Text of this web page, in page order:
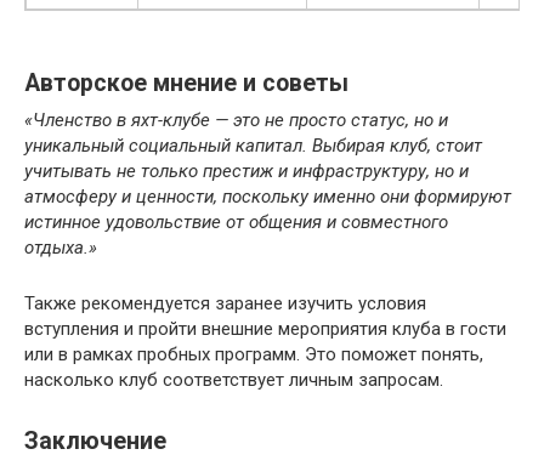
Авторское мнение и советы
«Членство в яхт-клубе — это не просто статус, но и
уникальный социальный капитал. Выбирая клуб, стоит
учитывать не только престиж и инфраструктуру, но и
атмосферу и ценности, поскольку именно они формируют
истинное удовольствие от общения и совместного
отдыха.»
Также рекомендуется заранее изучить условия
вступления и пройти внешние мероприятия клуба в гости
или в рамках пробных программ. Это поможет понять,
насколько клуб соответствует личным запросам.
Заключение